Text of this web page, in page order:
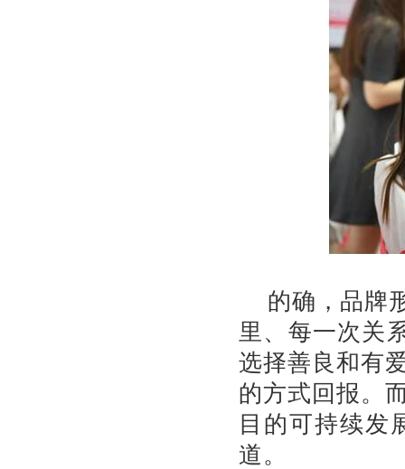
的确，品牌
里、每一次关
选择善良和有
的方式回报。
目的可持续发
道。